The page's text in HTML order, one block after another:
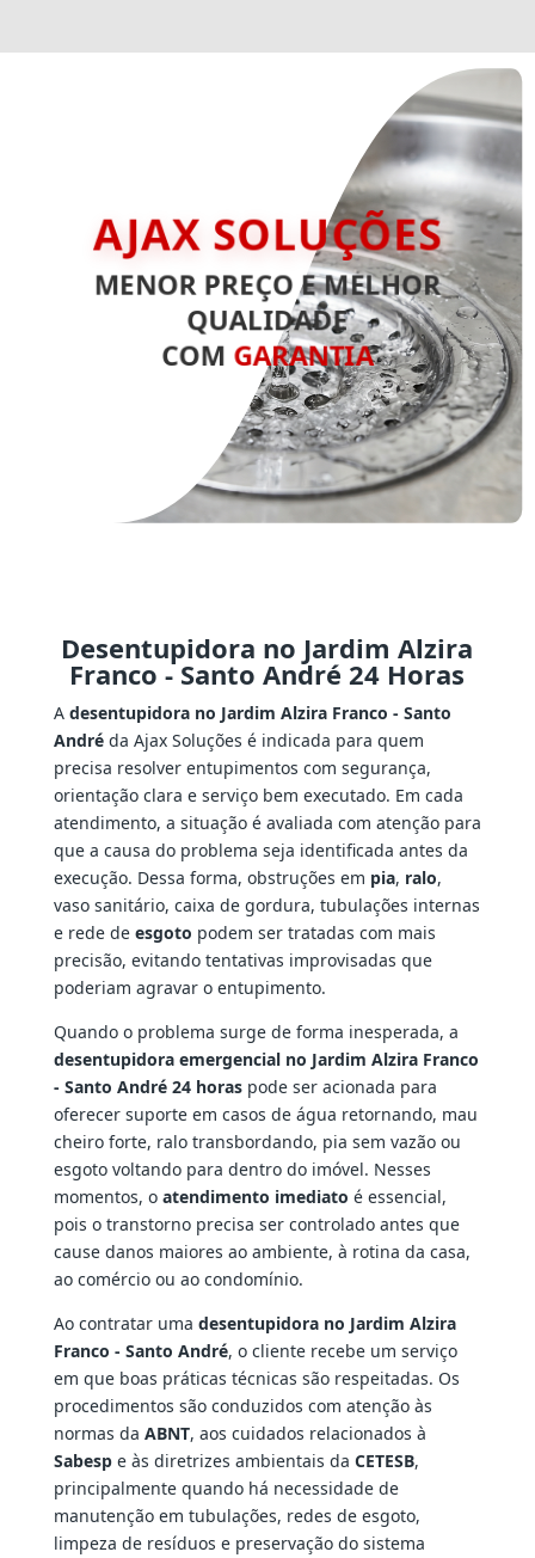
AJAX SOLUÇÕES
MENOR PREÇO E MELHOR
QUALIDADE
COM GARANTIA
Desentupidora no Jardim Alzira
Franco - Santo André 24 Horas
A desentupidora no Jardim Alzira Franco - Santo
Andréda Ajax Soluções é indicada para quem
precisa resolver entupimentos com segurança,
orientação clara e serviço bem executado. Em cada
atendimento, a situação é avaliada com atenção para
que a causa do problema seja identificada antes da
execução. Dessa forma, obstruções em pia, ralo,
vaso sanitário, caixa de gordura, tubulações internas
e rede de esgoto podem ser tratadas com mais
precisão, evitando tentativas improvisadas que
poderiam agravar o entupimento.
Quando o problema surge de forma inesperada, a
desentupidora emergencial no Jardim Alzira Franco
- Santo André 24 horaspode ser acionada para
oferecer suporte em casos de água retornando, mau
cheiro forte, ralo transbordando, pia sem vazão ou
esgoto voltando para dentro do imóvel. Nesses
momentos, o atendimento imediato é essencial,
pois o transtorno precisa ser controlado antes que
cause danos maiores ao ambiente, à rotina da casa,
ao comércio ou ao condomínio.
Ao contratar uma desentupidora no Jardim Alzira
Franco - Santo André, o cliente recebe um serviço
em que boas práticas técnicas são respeitadas. Os
procedimentos são conduzidos com atenção às
normas da ABNT, aos cuidados relacionados à
Sabespe às diretrizes ambientais da CETESB,
principalmente quando há necessidade de
manutenção em tubulações, redes de esgoto,
limpeza de resíduos e preservação do sistema